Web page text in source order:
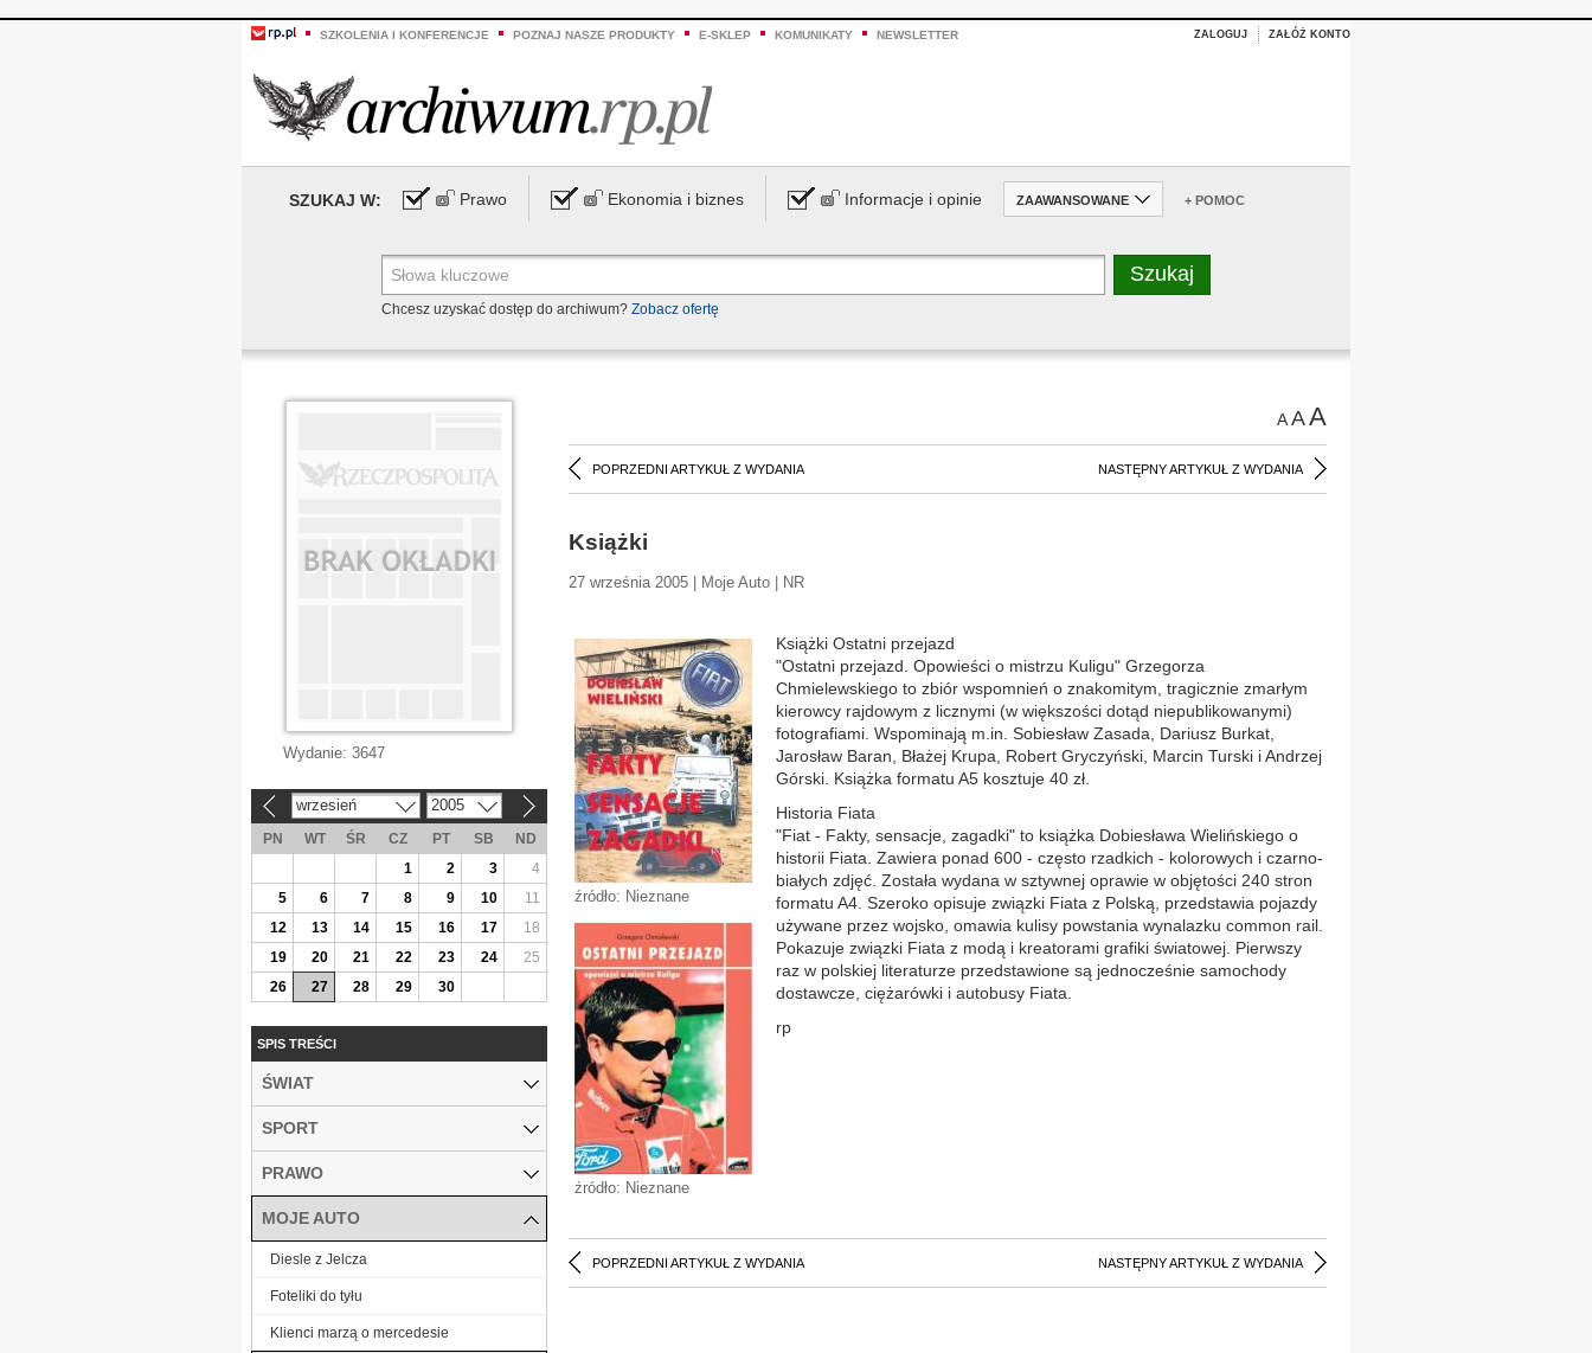
SZKOLENIA I KONFERENCJE POZNAJ NASZE PRODUKTY E-SKLEP KOMUNIKATY NEWSLETTER ZALOGUJ ZAŁÓŻ KONTO
SZUKAJ W: Prawo Ekonomia i biznes Informacje i opinie ZAAWANSOWANE + POMOC
Chcesz uzyskać dostęp do archiwum? Zobacz ofertę
AAA
POPRZEDNI ARTYKUŁ Z WYDANIA NASTĘPNY ARTYKUŁ Z WYDANIA
Książki
27 września 2005 | Moje Auto | NR
źródło: Nieznane
źródło: Nieznane
Książki Ostatni przejazd
"Ostatni przejazd. Opowieści o mistrzu Kuligu" Grzegorza
Chmielewskiego to zbiór wspomnień o znakomitym, tragicznie zmarłym
kierowcy rajdowym z licznymi (w większości dotąd niepublikowanymi)
fotografiami. Wspominają m.in. Sobiesław Zasada, Dariusz Burkat,
Jarosław Baran, Błażej Krupa, Robert Gryczyński, Marcin Turski i Andrzej
Górski. Książka formatu A5 kosztuje 40 zł.
Historia Fiata
"Fiat - Fakty, sensacje, zagadki" to książka Dobiesława Wielińskiego o
historii Fiata. Zawiera ponad 600 - często rzadkich - kolorowych i czarno-
białych zdjęć. Została wydana w sztywnej oprawie w objętości 240 stron
formatu A4. Szeroko opisuje związki Fiata z Polską, przedstawia pojazdy
używane przez wojsko, omawia kulisy powstania wynalazku common rail.
Pokazuje związki Fiata z modą i kreatorami grafiki światowej. Pierwszy
raz w polskiej literaturze przedstawione są jednocześnie samochody
dostawcze, ciężarówki i autobusy Fiata.
rp
POPRZEDNI ARTYKUŁ Z WYDANIA NASTĘPNY ARTYKUŁ Z WYDANIA
Wydanie: 3647
wrzesień 2005
PN WT ŚR CZ PT SB
ND
1
2 3
4
5
6 7 8 9 10
11
12
13 14 15 16 17
18
19
20 21 22 23 24
25
26
27 28 29 30
SPIS TREŚCI
ŚWIAT
SPORT
PRAWO
MOJE AUTO
Diesle z Jelcza
Foteliki do tyłu
Klienci marzą o mercedesie